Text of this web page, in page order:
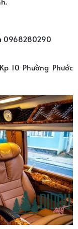
0968280290
10 Phường Phước